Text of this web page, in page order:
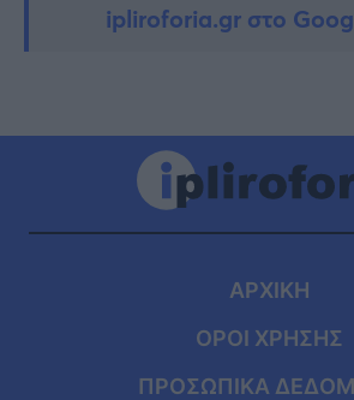
ipliroforia.gr στο
ΑΡΧΙΚΗ
ΟΡΟΙ ΧΡΗΣΗΣ
ΠΡΟΣΩΠΙΚΑ